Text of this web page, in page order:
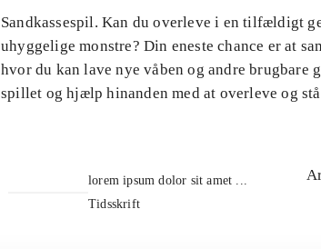
Sandkassespil. Kan du overleve i en tilfældigt
uhyggelige monstre? Din eneste chance er at
hvor du kan lave nye våben og andre brugbare
spillet og hjælp hinanden med at overleve og
lorem ipsum dolor sit amet ...
Tidsskrift